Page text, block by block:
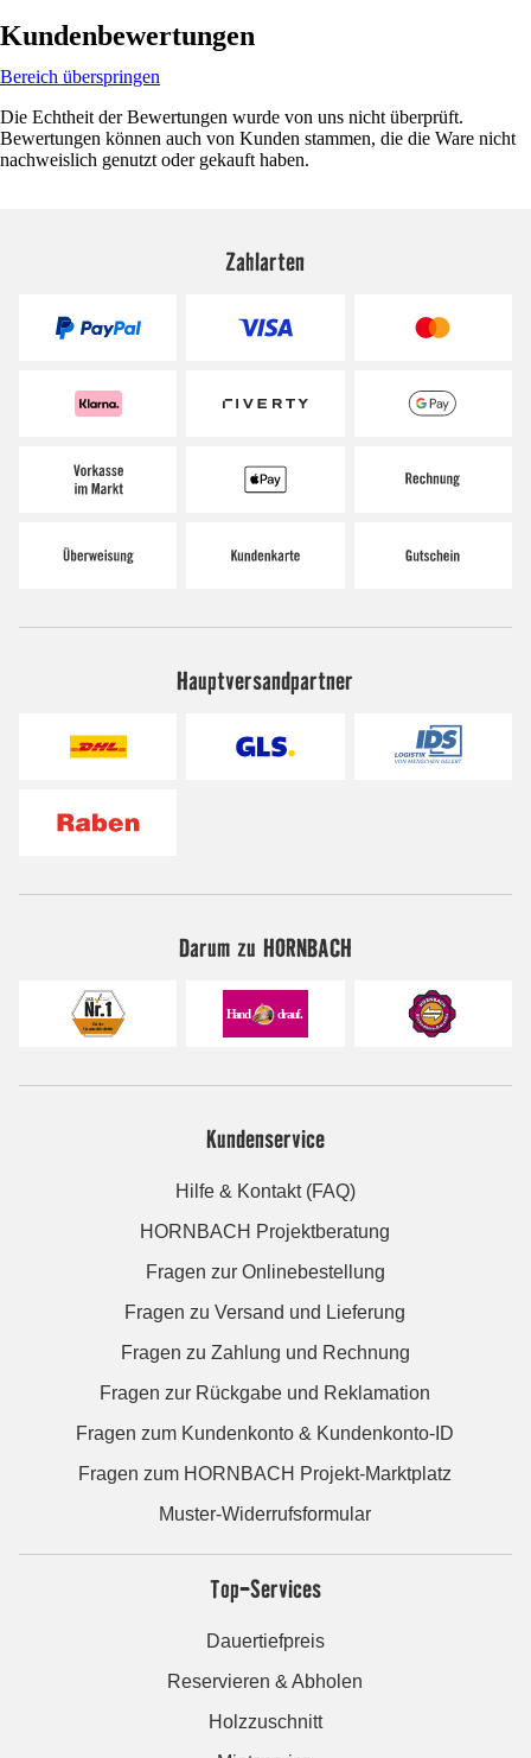
Kundenbewertungen
Bereich überspringen
Die Echtheit der Bewertungen wurde von uns nicht überprüft.
Bewertungen können auch von Kunden stammen, die die Ware nicht
nachweislich genutzt oder gekauft haben.
Zahlarten
Hauptversandpartner
Darum zu HORNBACH
Kundenservice
Hilfe & Kontakt (FAQ)
HORNBACH Projektberatung
Fragen zur Onlinebestellung
Fragen zu Versand und Lieferung
Fragen zu Zahlung und Rechnung
Fragen zur Rückgabe und Reklamation
Fragen zum Kundenkonto & Kundenkonto-ID
Fragen zum HORNBACH Projekt-Marktplatz
Muster-Widerrufsformular
Top-Services
Dauertiefpreis
Reservieren & Abholen
Holzzuschnitt